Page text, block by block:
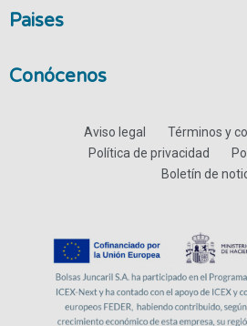
Paises
Conócenos
Aviso legal
Términos y
Política de privacidad
Boletín de